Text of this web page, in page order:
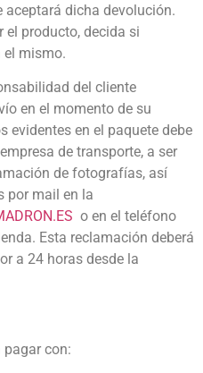
aceptará dicha devolución.
el producto, decida si
el mismo.
del cliente
en el momento de su
evidentes en el paquete debe
de transporte, a ser
de fotografías, así
por mail en la
o en el teléfono
Esta reclamación deberá
a 24 horas desde la
pagar con: